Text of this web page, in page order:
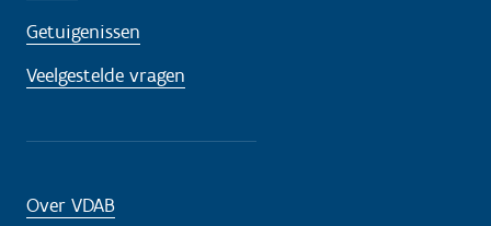
Getuigenissen
Veelgestelde vragen
Over VDAB